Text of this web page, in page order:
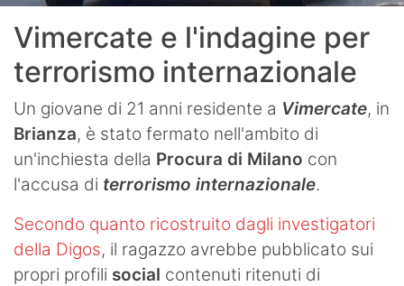
Vimercate e l'indagine per
terrorismo internazionale
Un giovane di 21 anni residente a Vimercate, in
Brianza, è stato fermato nell'ambito di
un'inchiesta della Procura di Milano con
l'accusa di terrorismo internazionale.
Secondo quanto ricostruito dagli investigatori
della Digos, il ragazzo avrebbe pubblicato sui
propri profili social contenuti ritenuti di